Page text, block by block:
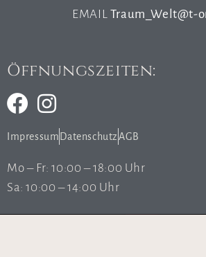
EMAIL Traum_Welt@t-
Öffnungszeiten:
Impressum DatenschutzAGB
Mo – Fr: 10:00 – 18:00 Uhr
Sa: 10:00 – 14:00 Uhr